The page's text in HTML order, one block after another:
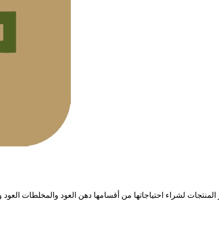
المنتجات لشراء احتياجاتها من أقسامها دهن العود والمخلطات